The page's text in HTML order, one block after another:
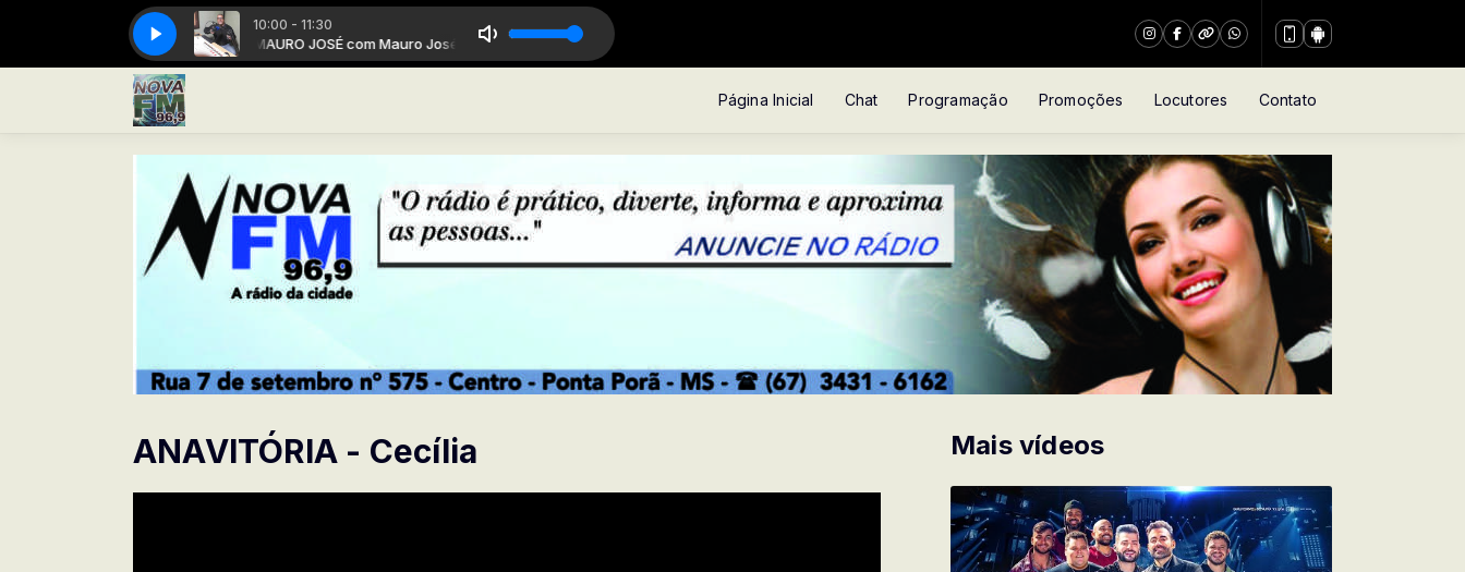
10:00 - 11:30
MAURO JOSÉ com Mauro JoséMAURO JOSÉ com Mauro José
Página Inicial Chat Programação Promoções Locutores Contato
ANAVITÓRIA - Cecília Mais vídeos